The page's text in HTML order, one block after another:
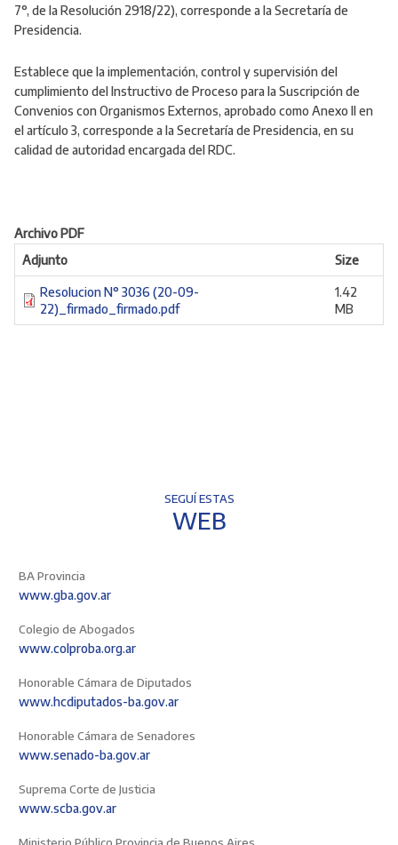
7°, de la Resolución 2918/22), corresponde a la Secretaría de
Presidencia.
Establece que la implementación, control y supervisión del
cumplimiento del Instructivo de Proceso para la Suscripción de
Convenios con Organismos Externos, aprobado como Anexo II en
el artículo 3, corresponde a la Secretaría de Presidencia, en su
calidad de autoridad encargada del RDC.
Archivo PDF
Adjunto
Size
Resolucion N° 3036 (20-09-
22)_firmado_firmado.pdf
1.42
MB
SEGUÍ ESTAS
WEB
BA Provincia
www.gba.gov.ar
Colegio de Abogados
www.colproba.org.ar
Honorable Cámara de Diputados
www.hcdiputados-ba.gov.ar
Honorable Cámara de Senadores
www.senado-ba.gov.ar
Suprema Corte de Justicia
www.scba.gov.ar
Ministerio Público Provincia de Buenos Aires